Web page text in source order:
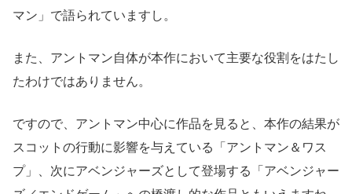
マン」で語られていますし。
また、アントマン自体が本作において主要な役割をはたし
たわけではありません。
ですので、アントマン中心に作品を見ると、本作の結果が
スコットの行動に影響を与えている「アントマン＆ワス
プ」、次にアベンジャーズとして登場する「アベンジャー